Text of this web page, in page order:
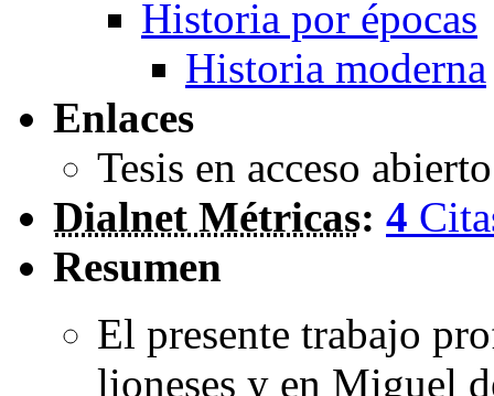
Historia por épocas
Historia moderna
Enlaces
Tesis en acceso
Dialnet Métricas: 4
Resumen
El presente trabajo
lioneses y en Miguel